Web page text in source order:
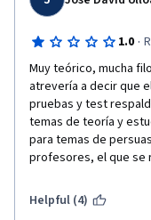
1.0 ·
Muy teórico, mucha
atrevería a decir que
pruebas y test
temas de teoría y
para temas de
profesores, el que se
Helpful (4)